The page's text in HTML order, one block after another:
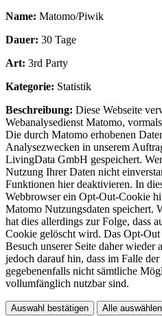
Name: Matomo/Piwik
Dauer: 30 Tage
Art: 3rd Party
Kategorie: Statistik
Beschreibung: Diese Webseite
Webanalysedienst Matomo,
Die durch Matomo erhobenen
Analysezwecken in unserem
LivingData GmbH gespeichert.
Nutzung Ihrer Daten nicht
Funktionen hier deaktivieren. In
Webbrowser ein Opt-Out-Cookie
Matomo Nutzungsdaten speichert.
hat dies allerdings zur Folge, dass
Cookie gelöscht wird. Das Opt-Out
Besuch unserer Seite daher
jedoch darauf hin, dass im Falle
gegebenenfalls nicht sämtliche
vollumfänglich nutzbar sind.
Auswahl bestätigen Alle auswählen